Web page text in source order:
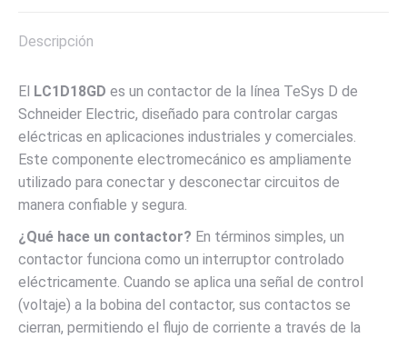
Descripción
El LC1D18GD es un contactor de la línea TeSys D de
Schneider Electric, diseñado para controlar cargas
eléctricas en aplicaciones industriales y comerciales.
Este componente electromecánico es ampliamente
utilizado para conectar y desconectar circuitos de
manera confiable y segura.
¿Qué hace un contactor? En términos simples, un
contactor funciona como un interruptor controlado
eléctricamente. Cuando se aplica una señal de control
(voltaje) a la bobina del contactor, sus contactos se
cierran, permitiendo el flujo de corriente a través de la